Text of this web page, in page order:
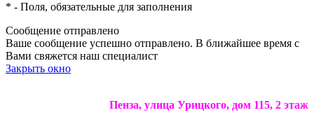
* - Поля, обязательные для заполнения
Сообщение отправлено
Ваше сообщение успешно отправлено. В ближайшее время с
Вами свяжется наш специалист
Закрыть окно
Пенза, улица Урицкого, дом 115, 2 этаж